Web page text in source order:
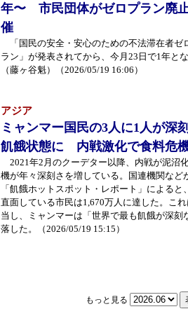
年〜 市民団体がゼロプラン廃
催
「国民の安全・安心のための不法滞在者ゼ
ラン」が発表されてから、今月23日で1年と
（藤ヶ谷魁）（2026/05/19 16:06）
アジア
ミャンマー国民の3人に1人が深
飢餓状態に 内戦激化で食料危
2021年2月のクーデター以降、内戦が泥沼
機が年々深刻さを増している。国連機関など
「飢餓ホットスポット・レポート」による
直面している市民は1,670万人に達した。こ
当し、ミャンマーは「世界で最も飢餓が深刻
落した。（2026/05/19 15:15）
もっと見る